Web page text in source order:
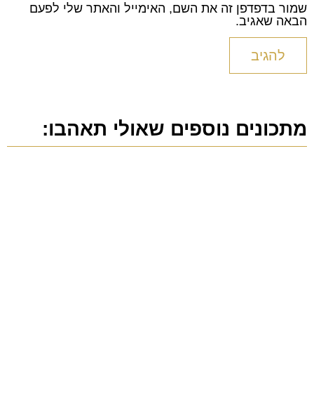
שמור בדפדפן זה את השם, האימייל והאתר שלי לפעם
הבאה שאגיב.
מתכונים נוספים שאולי תאהבו: